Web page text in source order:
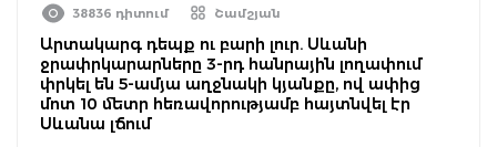
38836 դիտում Շամշյան
Արտակարգ դեպք ու բարի լուր. Սևանի
ջրափրկարարները 3-րդ հանրային լողափում
փրկել են 5-ամյա աղջնակի կյանքը, ով ափից
մոտ 10 մետր հեռավորությամբ հայտնվել էր
Սևանա լճում